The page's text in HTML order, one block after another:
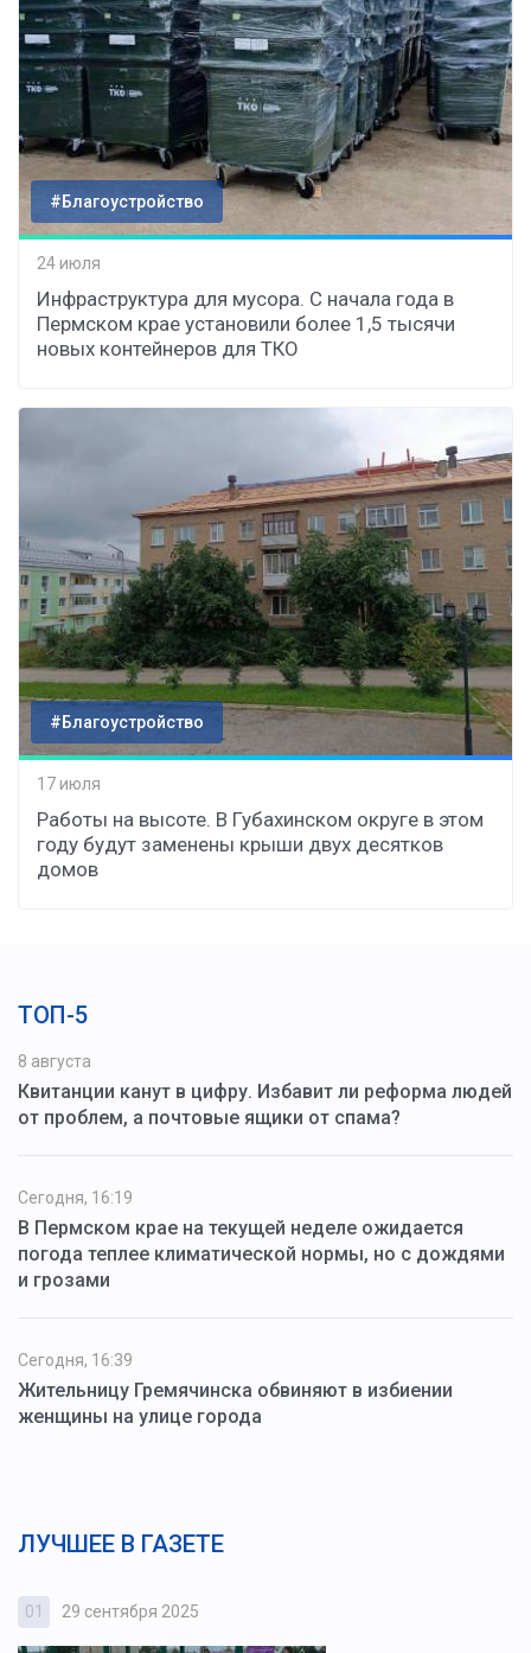
#Благоустройство
24 июля
Инфраструктура для мусора. С начала года в
Пермском крае установили более 1,5 тысячи
новых контейнеров для ТКО
#Благоустройство
17 июля
Работы на высоте. В Губахинском округе в этом
году будут заменены крыши двух десятков
домов
ТОП-5
8 августа
Квитанции канут в цифру. Избавит ли реформа людей
от проблем, а почтовые ящики от спама?
Сегодня, 16:19
В Пермском крае на текущей неделе ожидается
погода теплее климатической нормы, но с дождями
и грозами
Сегодня, 16:39
Жительницу Гремячинска обвиняют в избиении
женщины на улице города
ЛУЧШЕЕ В ГАЗЕТЕ
01 29 сентября 2025